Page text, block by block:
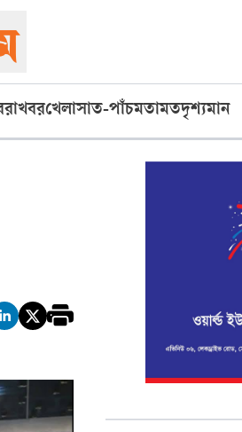
খেলাসাত-পাঁচমতামতদৃশ্যমান